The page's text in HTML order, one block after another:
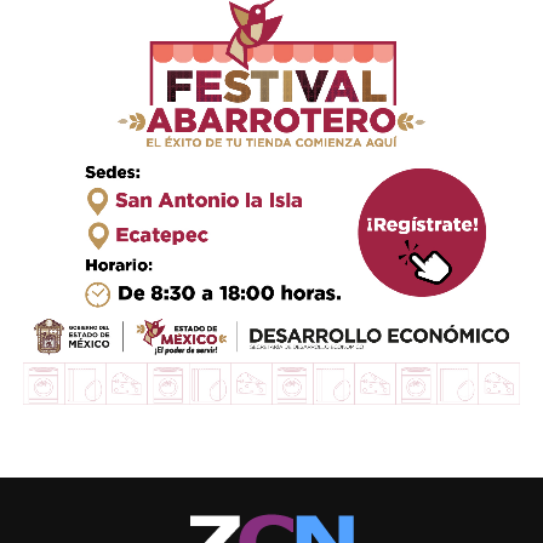
Las operaciones financieras se dieron desde el año 2008,
y la última de ellas ocurrió en 2019, un día antes de que
Mares Cossío se retirara del Congreso como diputado
Luis Alberto Martínez Bravo, Secretario de la Comisión
de Energía, fue particular de David López en
Comunicación Social de la presidencia de la República
con Enrique Peña Nieto, se desempeñó en la gerencia de
Responsabilidades y Desarrollo Social de Pemex,
despidiendo a más de 60% del personal, y colocando a
gente de su confianza y sin experiencia.
En octubre de 2019, una nota periodística lo señaló de
Se le señala como uno de los operadores en el llamado
huachicol.Manuel Bartlett, sin duda el más conocido de